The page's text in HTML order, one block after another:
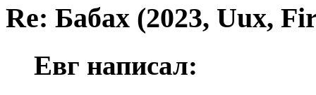
Re: Бабах (2023, Uux,
Евг написал: